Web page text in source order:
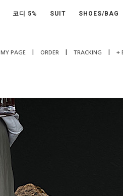
코디 5% SUIT SHOES/BAG
MY PAGE ORDER TRACKING +